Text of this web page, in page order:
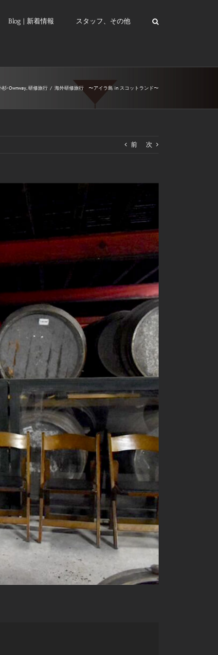
Blog | 新着情報 スタッフ、その他
杉-Ownway,研修旅行 / 海外研修旅行 〜アイラ島 in スコットランド〜
前 次